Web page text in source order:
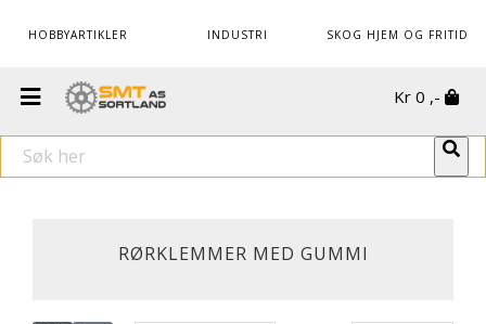
HOBBYARTIKLER INDUSTRI SKOG HJEM OG FRITID
Kr 0 ,-
RØRKLEMMER MED GUMMI